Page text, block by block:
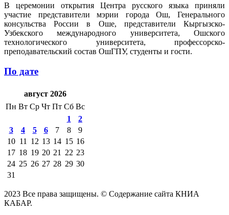
В церемонии открытия Центра русского языка приняли
участие представители мэрии города Ош, Генерального
консульства России в Оше, представители Кыргызско-
Узбекского международного университета, Ошского
технологического университета, профессорско-
преподавательский состав ОшГПУ, студенты и гости.
По дате
август 2026
Пн Вт Ср Чт Пт Сб Вс
1
2
3
4 5 6 7 8
9
10 11 12 13 14 15 16
17 18 19 20 21 22 23
24 25 26 27 28 29 30
31
2023 Все права защищены. © Содержание сайта КНИА
КАБАР.